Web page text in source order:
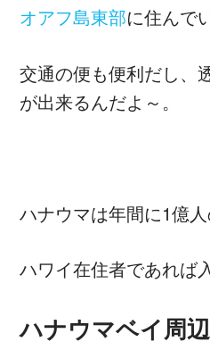
オアフ島東部に住んで
交通の便も便利だし、
が出来るんだよ～。
ハナウマは年間に1億
ハワイ在住者であれば
ハナウマベイ周